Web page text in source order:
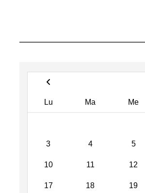
Lu Ma Me
3 4 5
10 11 12
17 18 19